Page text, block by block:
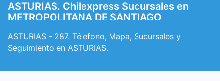
ASTURIAS. Chilexpress Sucursales en
METROPOLITANA DE SANTIAGO
ASTURIAS - 287. Télefono, Mapa, Sucursales y
Seguimiento en ASTURIAS.